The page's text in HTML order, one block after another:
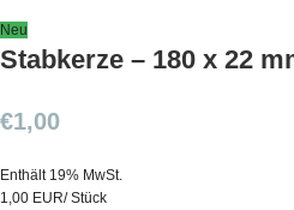
Neu
Stabkerze – 180 x 22
€1,00
Enthält 19% MwSt.
1,00 EUR/ Stück